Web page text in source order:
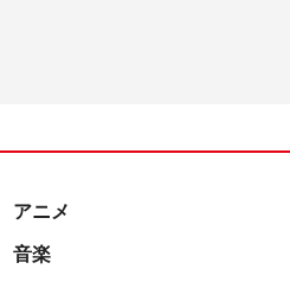
アニメ
音楽